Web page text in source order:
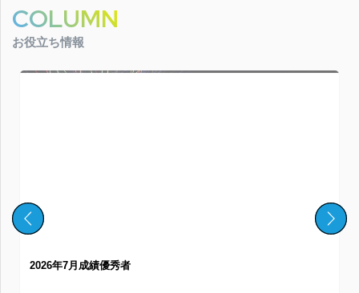
COLUMN
お役立ち情報
2026年7月成績優秀者